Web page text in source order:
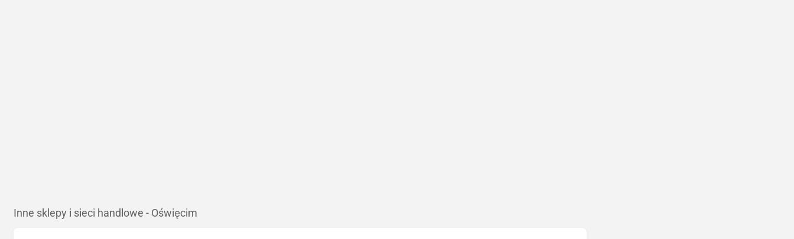
Inne sklepy i sieci handlowe - Oświęcim